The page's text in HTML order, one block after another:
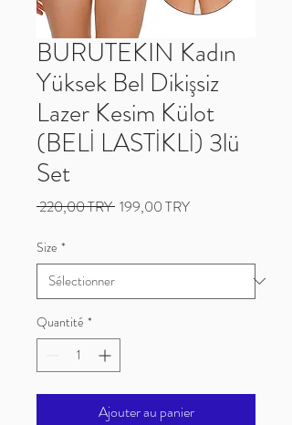
BURUTEKIN Kadın
Yüksek Bel Dikişsiz
Lazer Kesim Külot
(BELİ LASTİKLİ) 3lü
Set
220,00 TRY Prix
199,00 TRYPrix
Size *
Quantité *
Ajouter au panier